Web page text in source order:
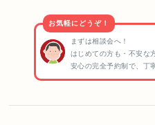
お気軽にどうぞ！
まずは相談会へ！
はじめての方も・不安な
安心の完全予約制で、丁